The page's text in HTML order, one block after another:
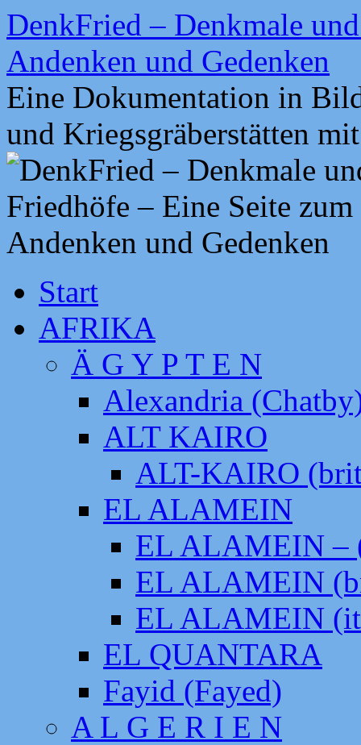
Zum
Inhalt
springen
DenkFried – Denkmale
Andenken und Gedenken
Eine Dokumentation in
und Kriegsgräberstätten
Start
AFRIKA
Ä G Y P T E N
Alexandria
ALT KAIRO
ALT-KAIRO
EL ALAMEIN
EL ALAMEIN –
EL ALAMEIN
EL ALAMEIN
EL QUANTARA
Fayid (Fayed)
A L G E R I E N